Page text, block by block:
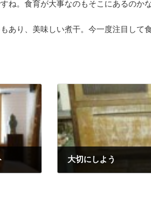
ね。食育が大事なのもそこにあるのか
あり、美味しい煮干。今一度注目して
大切にしよう